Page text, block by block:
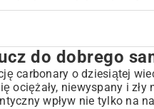
wieczornych
do dobrego
carbonary o dziesiątej
ociężały, niewyspany i
wpływ nie tylko na